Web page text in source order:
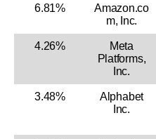
6.81%
Amazon.co
m, Inc.
4.26%
Meta
Platforms,
Inc.
3.48%
Alphabet
Inc.